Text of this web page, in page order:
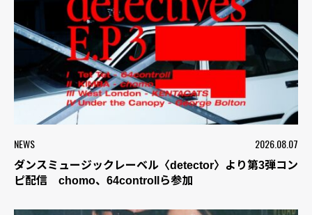
NEWS 2026.08.07
ダンスミュージックレーベル〈detector〉より第3弾コン
ピ配信 chomo、64controllら参加